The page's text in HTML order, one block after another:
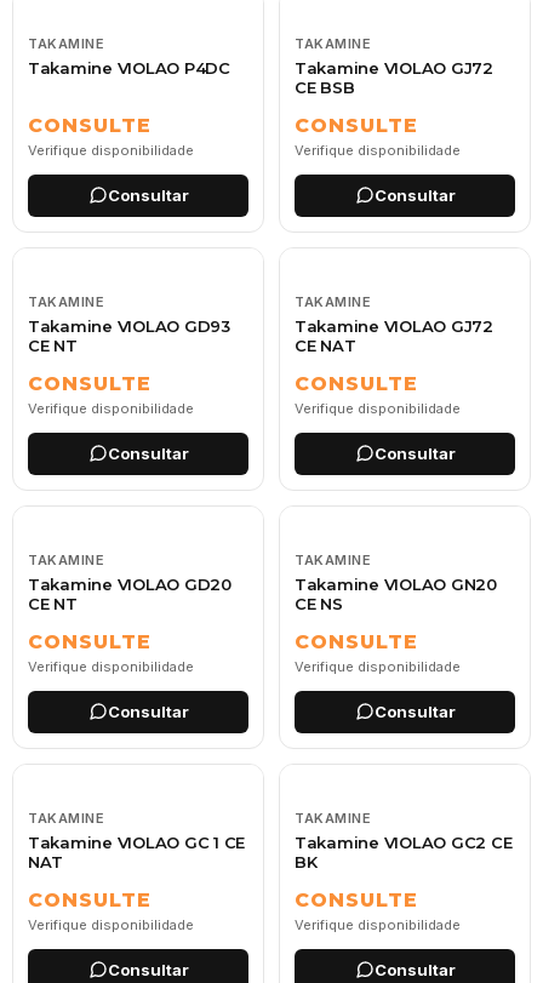
TAKAMINE
Takamine VIOLAO P4DC
CONSULTE
Verifique disponibilidade
Consultar
TAKAMINE
Takamine VIOLAO GJ72
CE BSB
CONSULTE
Verifique disponibilidade
Consultar
TAKAMINE
Takamine VIOLAO GD93
CE NT
CONSULTE
Verifique disponibilidade
Consultar
TAKAMINE
Takamine VIOLAO GJ72
CE NAT
CONSULTE
Verifique disponibilidade
Consultar
TAKAMINE
Takamine VIOLAO GD20
CE NT
CONSULTE
Verifique disponibilidade
Consultar
TAKAMINE
Takamine VIOLAO GN20
CE NS
CONSULTE
Verifique disponibilidade
Consultar
TAKAMINE
Takamine VIOLAO GC 1 CE
NAT
CONSULTE
Verifique disponibilidade
Consultar
TAKAMINE
Takamine VIOLAO GC2 CE
BK
CONSULTE
Verifique disponibilidade
Consultar